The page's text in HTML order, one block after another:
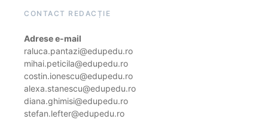
CONTACT REDACȚIE
Adrese e-mail
raluca.pantazi@edupedu.ro
mihai.peticila@edupedu.ro
costin.ionescu@edupedu.ro
alexa.stanescu@edupedu.ro
diana.ghimisi@edupedu.ro
stefan.lefter@edupedu.ro